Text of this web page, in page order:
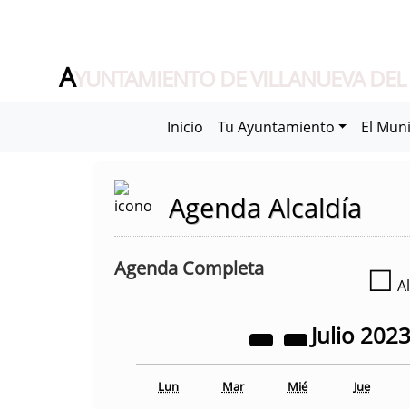
AYUNTAMIENTO DE VILLANUEVA
Inicio Tu Ayuntamiento El
Agenda Alcaldía
Agenda Completa ☐
Julio 2023
Lun Mar Mié Jue